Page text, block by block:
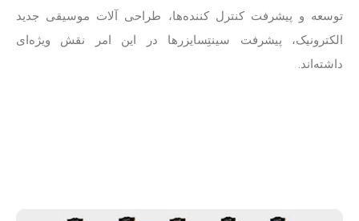
توسعه و پیشرفت کنترل کننده‌ها، طراحی آلات موسیقی جدید
الکترونیک، پیشرفت سینتِسایزرها در این امر نقش ویژه‌ای
داشته‌اند.